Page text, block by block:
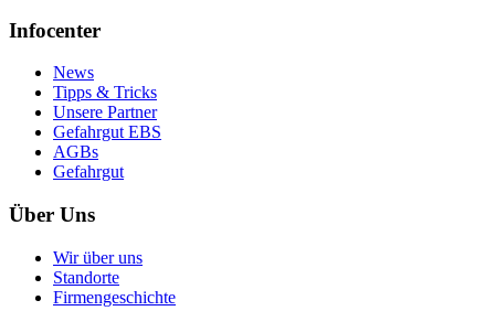
Infocenter
News
Tipps & Tricks
Unsere Partner
Gefahrgut EBS
AGBs
Gefahrgut
Über Uns
Wir über uns
Standorte
Firmengeschichte